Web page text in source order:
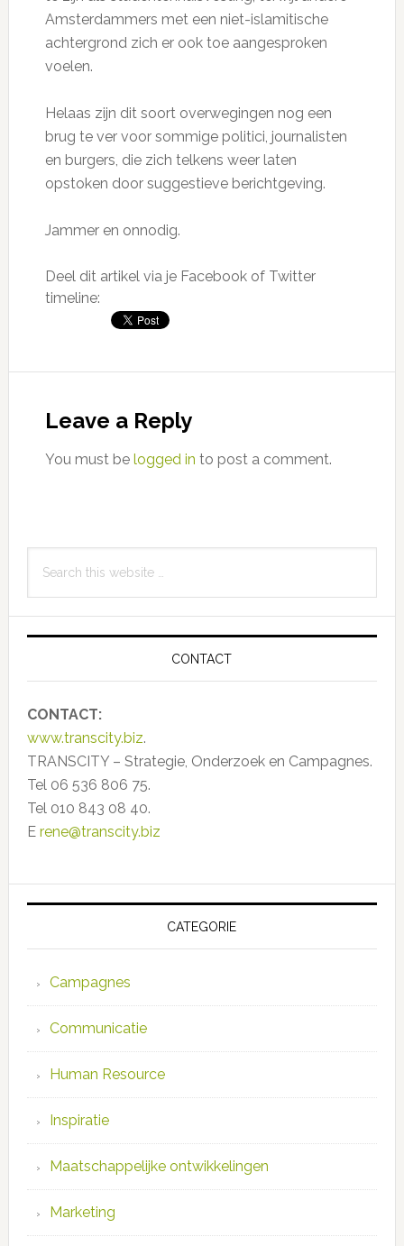
Amsterdammers met een niet-islamitische
achtergrond zich er ook toe aangesproken
voelen.
Helaas zijn dit soort overwegingen nog een
brug te ver voor sommige politici, journalisten
en burgers, die zich telkens weer laten
opstoken door suggestieve berichtgeving.
Jammer en onnodig.
Deel dit artikel via je Facebook of Twitter
timeline:
Interactions
Leave a Reply
You must be logged in to post a comment.
Primary
Sidebar
this
CONTACT
CONTACT:
www.transcity.biz.
TRANSCITY – Strategie, Onderzoek en Campagnes.
Tel 06 536 806 75.
Tel 010 843 08 40.
E rene@transcity.biz
CATEGORIE
Campagnes
Communicatie
Human Resource
Inspiratie
Maatschappelijke ontwikkelingen
Marketing